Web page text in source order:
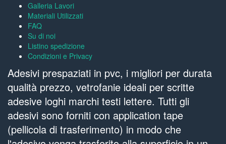
Galleria Lavori
Materiali Utilizzati
FAQ
Su di noi
Listino spedizione
Condizioni e Privacy
Adesivi prespaziati in pvc, i migliori per durata
qualità prezzo, vetrofanie ideali per scritte
adesive loghi marchi testi lettere. Tutti gli
adesivi sono forniti con application tape
(pellicola di trasferimento) in modo che